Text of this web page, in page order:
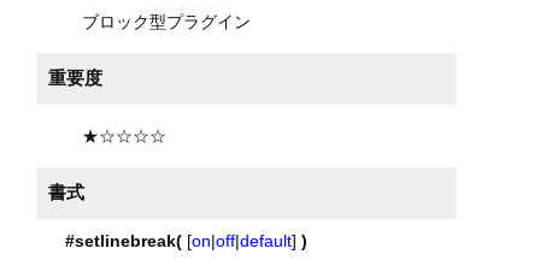
ブロック型プラグイン
重要度
★☆☆☆☆
書式
#setlinebreak([on|off|default] )